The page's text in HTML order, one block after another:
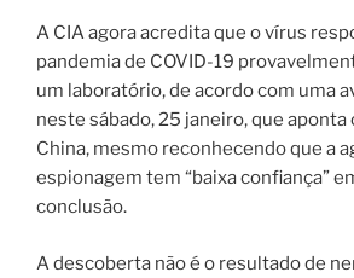
A CIA agora acredita que o vírus
pandemia de COVID-19
um laboratório, de acordo com uma
neste sábado, 25 janeiro, que aponta
China, mesmo reconhecendo que a
espionagem tem “baixa confiança”
conclusão.
A descoberta não é o resultado de